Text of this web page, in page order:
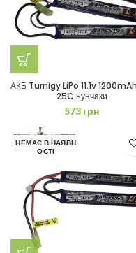
АКБ Turnigy LiPo 11.1v
25C нунчаки
573 грн
НЕМАЄ В НАЯВН
ОСТІ